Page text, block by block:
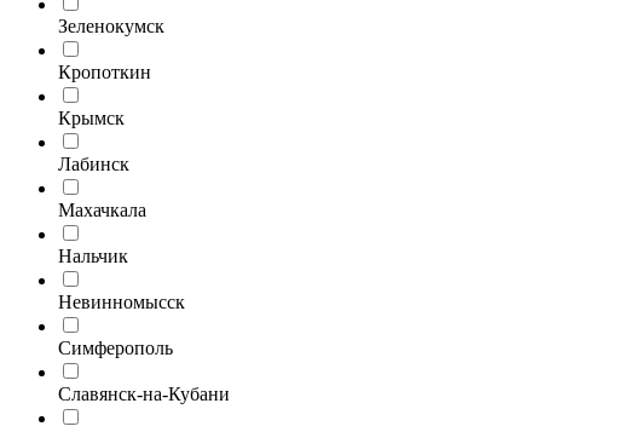
Зеленокумск
Кропоткин
Крымск
Лабинск
Махачкала
Нальчик
Невинномысск
Симферополь
Славянск-на-Кубани